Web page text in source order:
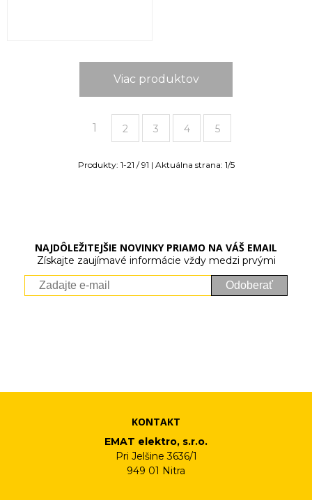
Viac produktov
1 2 3 4 5
Produkty: 1-21 /91 | Aktuálna strana: 1/5
NAJDÔLEŽITEJŠIE NOVINKY PRIAMO NA VÁŠ EMAIL
Získajte zaujímavé informácie vždy medzi prvými
Odoberať
KONTAKT
EMAT elektro, s.r.o.
Pri Jelšine 3636/1
949 01 Nitra